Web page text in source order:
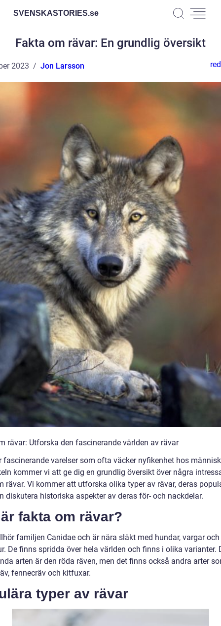
SVENSKASTORIES.se
Fakta om rävar: En grundlig översikt
2023 Jon Larsson
rävar: Utforska den fascinerande världen av rävar
fascinerande varelser som ofta väcker nyfikenhet hos
kommer vi att ge dig en grundlig översikt över några
rävar. Vi kommer att utforska olika typer av rävar, deras
diskutera historiska aspekter av deras för- och nackdelar.
fakta om rävar?
familjen Canidae och är nära släkt med hundar, vargar
De finns spridda över hela världen och finns i olika varianter.
arten är den röda räven, men det finns också andra arter
fennecräv och kitfuxar.
typer av rävar